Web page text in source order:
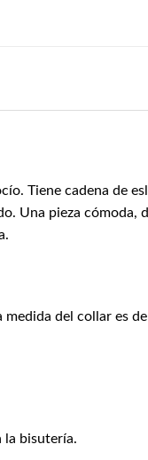
Tiene cadena de
Una pieza cómoda,
medida del collar es
la bisutería.